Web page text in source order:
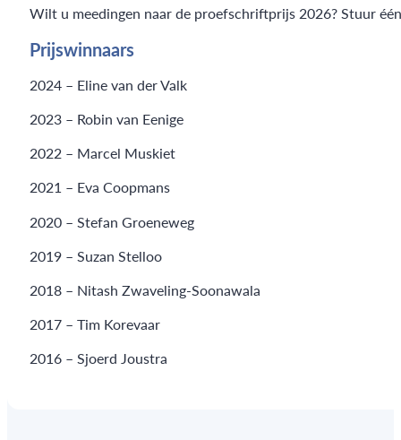
Wilt u meedingen naar de proefschriftprijs 2026? Stuur
Prijswinnaars
2024 – Eline van der Valk
2023 – Robin van Eenige
2022 – Marcel Muskiet
2021 – Eva Coopmans
2020 – Stefan Groeneweg
2019 – Suzan Stelloo
2018 – Nitash Zwaveling-Soonawala
2017 – Tim Korevaar
2016 – Sjoerd Joustra